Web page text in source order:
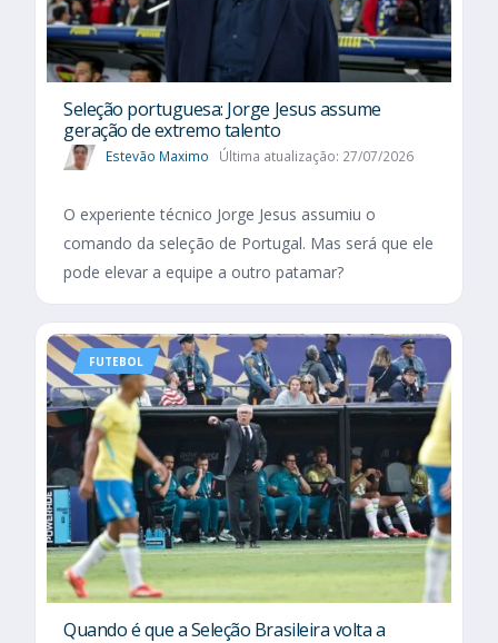
Seleção portuguesa: Jorge Jesus assume
geração de extremo talento
Estevão Maximo Última atualização: 27/07/2026
O experiente técnico Jorge Jesus assumiu o
comando da seleção de Portugal. Mas será que ele
pode elevar a equipe a outro patamar?
FUTEBOL
Quando é que a Seleção Brasileira volta a